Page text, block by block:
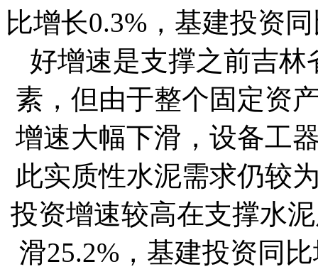
比增长0.3%，基建投资
好增速是支撑之前吉
素，但由于整个固定资
增速大幅下滑，设备工
此实质性水泥需求仍较
投资增速较高在支撑水
滑25.2%，基建投资同